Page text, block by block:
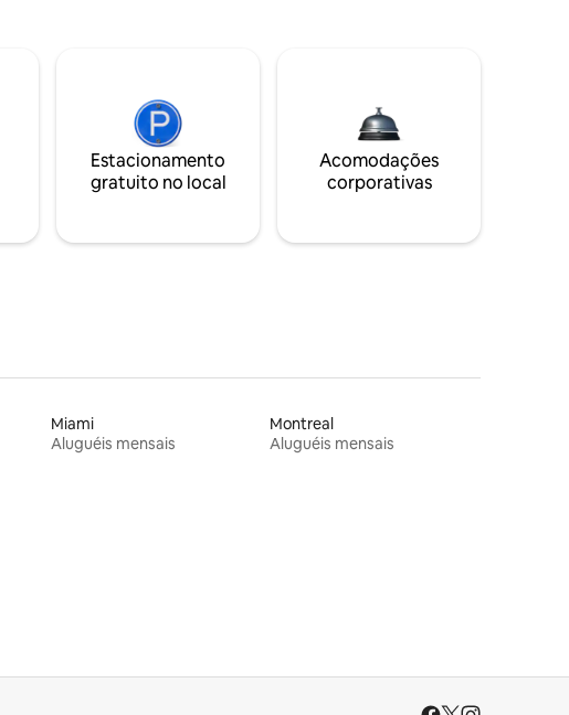
Estacionamento
gratuito no local
Acomodações
corporativas
Miami
Aluguéis mensais
Montreal
Aluguéis mensais